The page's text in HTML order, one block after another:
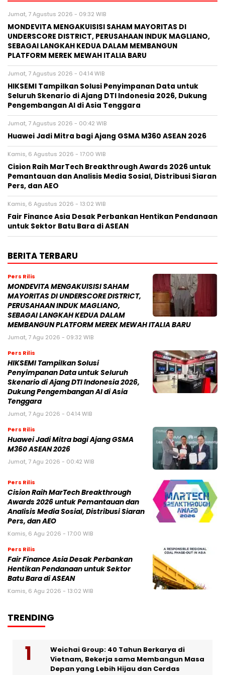
Jumat, 7 Agustus 2026 - 09:32 WIB
MONDEVITA MENGAKUISISI SAHAM MAYORITAS DI
UNDERSCORE DISTRICT, PERUSAHAAN INDUK MAGLIANO,
SEBAGAI LANGKAH KEDUA DALAM MEMBANGUN
PLATFORM MEREK MEWAH ITALIA BARU
Jumat, 7 Agustus 2026 - 04:14 WIB
HIKSEMI Tampilkan Solusi Penyimpanan Data untuk
Seluruh Skenario di Ajang DTI Indonesia 2026, Dukung
Pengembangan AI di Asia Tenggara
Jumat, 7 Agustus 2026 - 00:42 WIB
Huawei Jadi Mitra bagi Ajang GSMA M360 ASEAN 2026
Kamis, 6 Agustus 2026 - 17:00 WIB
Cision Raih MarTech Breakthrough Awards 2026 untuk
Pemantauan dan Analisis Media Sosial, Distribusi Siaran
Pers, dan AEO
Kamis, 6 Agustus 2026 - 13:02 WIB
Fair Finance Asia Desak Perbankan Hentikan Pendanaan
untuk Sektor Batu Bara di ASEAN
BERITA TERBARU
Pers Rilis
MONDEVITA MENGAKUISISI SAHAM
MAYORITAS DI UNDERSCORE DISTRICT,
PERUSAHAAN INDUK MAGLIANO,
SEBAGAI LANGKAH KEDUA DALAM
MEMBANGUN PLATFORM MEREK MEWAH ITALIA BARU
Jumat, 7 Agu 2026 - 09:32 WIB
Pers Rilis
HIKSEMI Tampilkan Solusi
Penyimpanan Data untuk Seluruh
Skenario di Ajang DTI Indonesia 2026,
Dukung Pengembangan AI di Asia
Tenggara
Jumat, 7 Agu 2026 - 04:14 WIB
Pers Rilis
Huawei Jadi Mitra bagi Ajang GSMA
M360 ASEAN 2026
Jumat, 7 Agu 2026 - 00:42 WIB
Pers Rilis
Cision Raih MarTech Breakthrough
Awards 2026 untuk Pemantauan dan
Analisis Media Sosial, Distribusi Siaran
Pers, dan AEO
Kamis, 6 Agu 2026 - 17:00 WIB
Pers Rilis
Fair Finance Asia Desak Perbankan
Hentikan Pendanaan untuk Sektor
Batu Bara di ASEAN
Kamis, 6 Agu 2026 - 13:02 WIB
TRENDING
Weichai Group: 40 Tahun Berkarya di
Vietnam, Bekerja sama Membangun Masa
Depan yang Lebih Hijau dan Cerdas